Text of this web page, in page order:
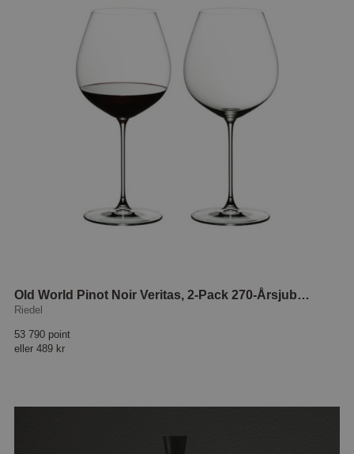
Old World Pinot Noir Veritas, 2-Pack 270-Årsjubileum
Riedel
53 790 point
eller 489 kr